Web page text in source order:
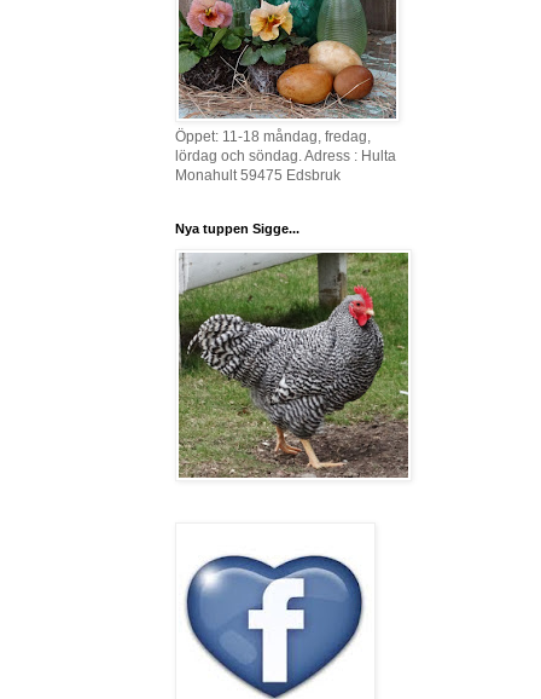
Öppet: 11-18 måndag, fredag,
lördag och söndag. Adress : Hulta
Monahult 59475 Edsbruk
Nya tuppen Sigge...